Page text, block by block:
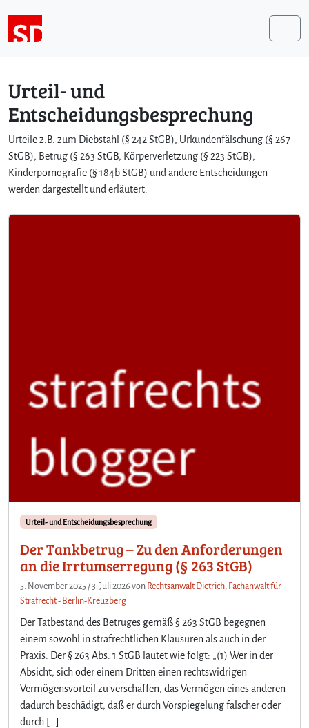
Urteil- und
Entscheidungsbesprechung
Urteile z.B. zum Diebstahl (§ 242 StGB), Urkundenfälschung (§ 267
StGB), Betrug (§ 263 StGB, Körperverletzung (§ 223 StGB),
Kinderpornografie (§ 184b StGB) und andere Entscheidungen
werden dargestellt und erläutert.
Urteil- und Entscheidungsbesprechung
Der Tankbetrug – Zu den Anforderungen
an die Irrtumserregung (§ 263 StGB)
5. November 2025 /3. Juli 2026 von Rechtsanwalt Dietrich, Fachanwalt für
Strafrecht - Berlin-Kreuzberg
Der Tatbestand des Betruges gemäß § 263 StGB begegnen
einem sowohl in strafrechtlichen Klausuren als auch in der
Praxis. Der § 263 Abs. 1 StGB lautet wie folgt: „(1) Wer in der
Absicht, sich oder einem Dritten einen rechtswidrigen
Vermögensvorteil zu verschaffen, das Vermögen eines anderen
dadurch beschädigt, daß er durch Vorspiegelung falscher oder
durch […]